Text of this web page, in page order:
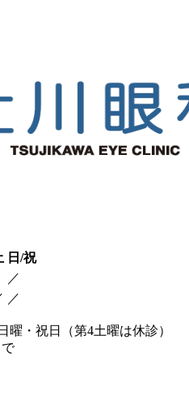
日/祝
／
／
・祝日（第4土曜は休診）